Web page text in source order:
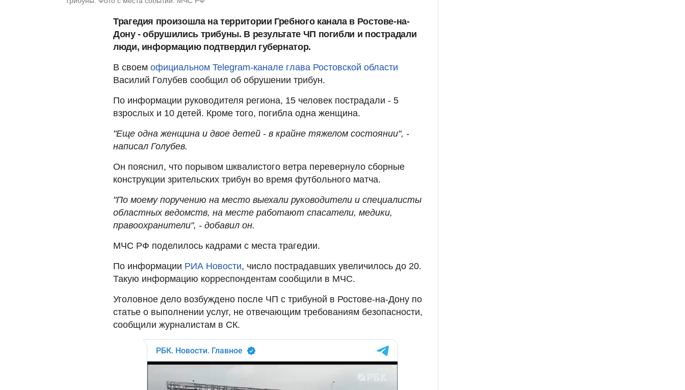
Трагедия произошла на территории Гребного канала в Ростове-на-
Дону - обрушились трибуны. В результате ЧП погибли и пострадали
люди, информацию подтвердил губернатор.
В своем официальном Telegram-канале глава Ростовской области
Василий Голубев сообщил об обрушении трибун.
По информации руководителя региона, 15 человек пострадали - 5
взрослых и 10 детей. Кроме того, погибла одна женщина.
"Еще одна женщина и двое детей - в крайне тяжелом состоянии", -
написал Голубев.
Он пояснил, что порывом шквалистого ветра перевернуло сборные
конструкции зрительских трибун во время футбольного матча.
"По моему поручению на место выехали руководители и специалисты
областных ведомств, на месте работают спасатели, медики,
правоохранители", - добавил он.
МЧС РФ поделилось кадрами с места трагедии.
По информации РИА Новости, число пострадавших увеличилось до 20.
Такую информацию корреспондентам сообщили в МЧС.
Уголовное дело возбуждено после ЧП с трибуной в Ростове-на-Дону по
статье о выполнении услуг, не отвечающим требованиям безопасности,
сообщили журналистам в СК.